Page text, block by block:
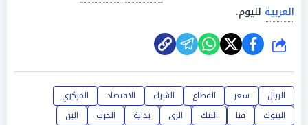
العربية لليوم.
شارك
الريال سعر القطاع الشراء الاقتصاد
المركزي
البنوك
قنا البنك الرى بداية الحرب
البن